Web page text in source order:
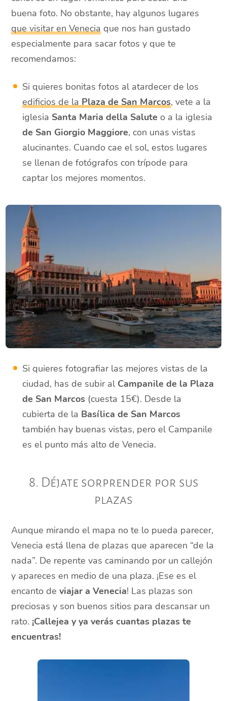
buena foto. No obstante, hay algunos lugares
que visitar en Venecia que nos han gustado
especialmente para sacar fotos y que te
recomendamos:
Si quieres bonitas fotos al atardecer de los
edificios de la Plaza de San Marcos, vete a la
iglesia Santa Maria della Salute o a la iglesia
de San Giorgio Maggiore, con unas vistas
alucinantes. Cuando cae el sol, estos lugares
se llenan de fotógrafos con trípode para
captar los mejores momentos.
Si quieres fotografiar las mejores vistas de la
ciudad, has de subir al Campanile de la Plaza
de San Marcos (cuesta 15€). Desde la
cubierta de la Basílica de San Marcos
también hay buenas vistas, pero el Campanile
es el punto más alto de Venecia.
8. Déjate sorprender por sus
plazas
Aunque mirando el mapa no te lo pueda parecer,
Venecia está llena de plazas que aparecen “de la
nada”. De repente vas caminando por un callejón
y apareces en medio de una plaza. ¡Ese es el
encanto deviajar a Venecia! Las plazas son
preciosas y son buenos sitios para descansar un
rato. ¡Callejea y ya verás cuantas plazas te
encuentras!